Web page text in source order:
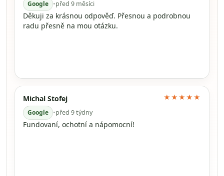
Google •před 9 měsíci
Děkuji za krásnou odpověď. Přesnou a podrobnou
radu přesně na mou otázku.
Michal Stofej
Google •před 9 týdny
★★★★★
Fundovaní, ochotní a nápomocní!